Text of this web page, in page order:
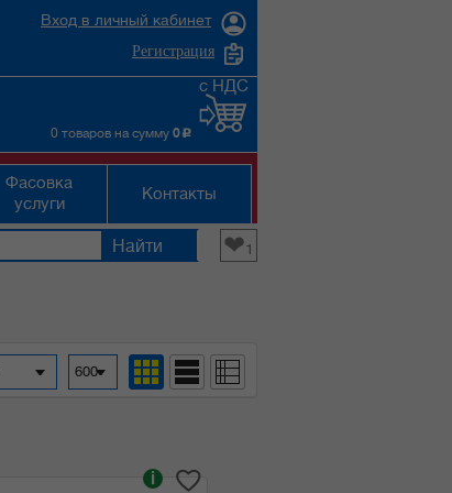
Вход в личный кабинет
Регистрация
0 товаров на сумму 0 c
с НДС
Фасовка
услуги
Контакты
❤1
600
i